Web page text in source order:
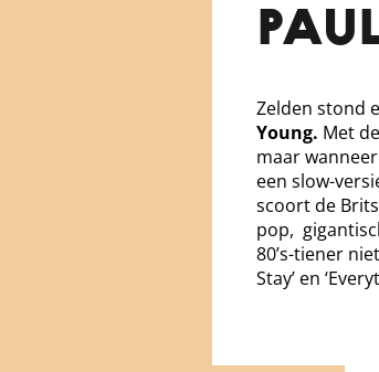
Zelden stond
Young. Met
maar
een slow-
scoort de
pop,
80’s-tiener
Stay’ en